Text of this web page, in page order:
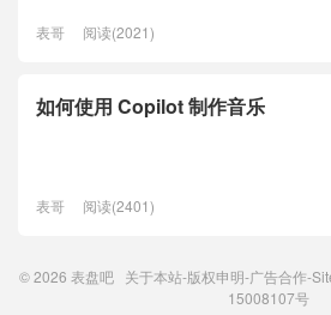
表哥 阅读(2021)
如何使用 Copilot 制作音乐
表哥 阅读(2401)
© 2026 表盘吧 关于本站-版权申明-广告合作-
15008107号